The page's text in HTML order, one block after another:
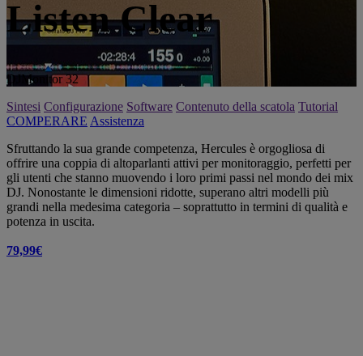
Listen Clear
DJMonitor 32
Sintesi Configurazione Software Contenuto della scatola Tutorial
COMPERARE Assistenza
Sfruttando la sua grande competenza, Hercules è orgogliosa di
offrire una coppia di altoparlanti attivi per monitoraggio, perfetti per
gli utenti che stanno muovendo i loro primi passi nel mondo dei mix
DJ. Nonostante le dimensioni ridotte, superano altri modelli più
grandi nella medesima categoria – soprattutto in termini di qualità e
potenza in uscita.
79,99€